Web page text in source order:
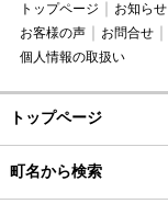
トップページ お知らせ
お客様の声
お問合せ
個人情報の取扱い
トップページ
町名から検索